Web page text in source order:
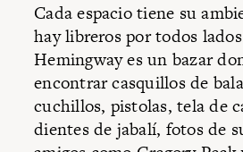
Cada espacio tiene su
hay libreros por todos
Hemingway es un bazar
encontrar casquillos de
cuchillos, pistolas, tela de
dientes de jabalí, fotos de